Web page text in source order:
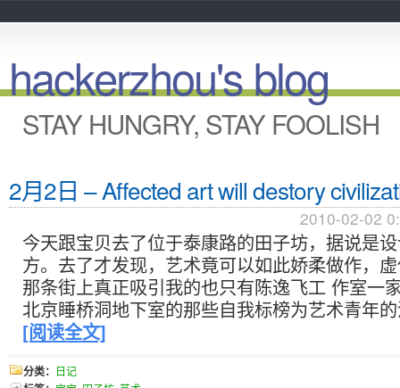
hackerzhou's blog
STAY HUNGRY, STAY FOOLISH
2月2日 – Affected art will destory
2010-02-02
今天跟宝贝去了位于泰康路的田子坊，据说是
方。去了才发现，艺术竟可以如此娇柔做作，
那条街上真正吸引我的也只有陈逸飞工 作室一
北京睡桥洞地下室的那些自我标榜为艺术青年
[阅读全文]
分类： 日记